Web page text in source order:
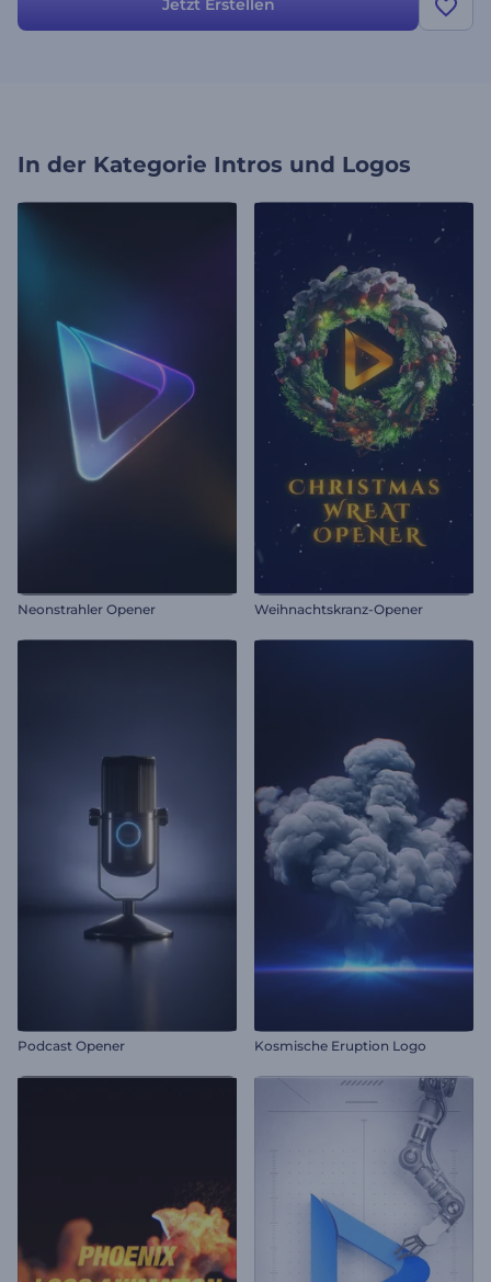
Jetzt Erstellen
In der Kategorie Intros und Logos
Neonstrahler Opener Weihnachtskranz-Opener
Podcast Opener Kosmische Eruption Logo